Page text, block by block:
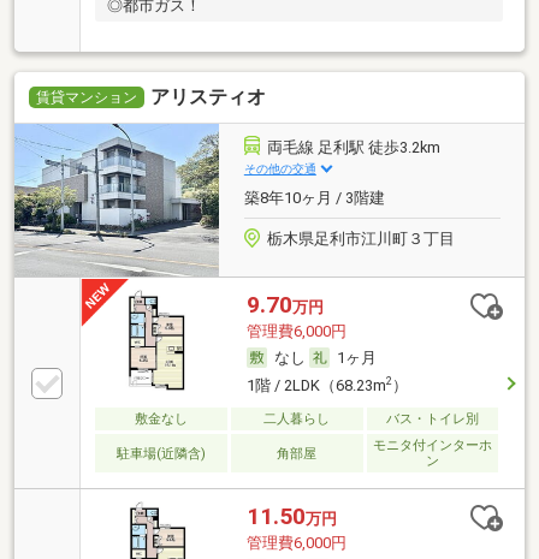
◎都市ガス！
賃貸マンション アリスティオ
両毛線 足利駅 徒歩3.2km
その他の交通
築8年10ヶ月 / 3階建
栃木県足利市江川町３丁目
9.70万円
管理費6,000円
なし
1ヶ月
1階 / 2LDK（68.23m2）
敷金なし 二人暮らし バス・トイレ別
駐車場(近隣含) 角部屋
モニタ付インターホ
ン
11.50万円
管理費6,000円